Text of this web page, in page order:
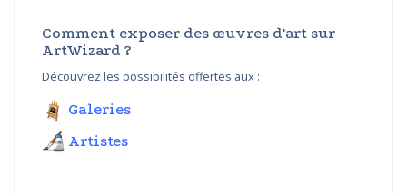
Comment exposer des œuvres d'art sur
ArtWizard ?
Découvrez les possibilités offertes aux :
Galeries
Artistes